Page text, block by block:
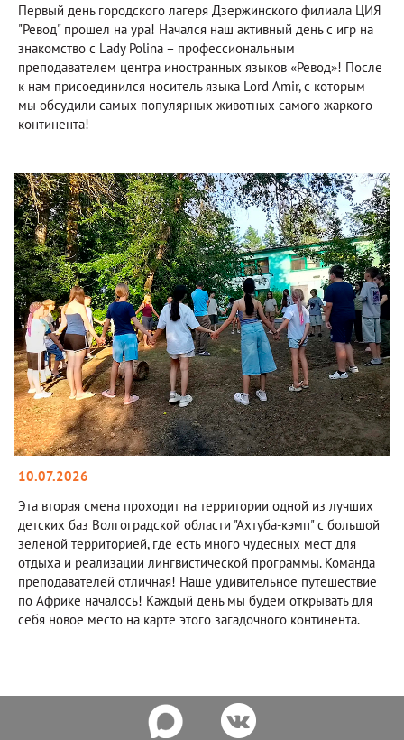
Первый день городского лагеря Дзержинского филиала ЦИЯ
"Ревод" прошел на ура! Начался наш активный день с игр на
знакомство с Lady Polina – профессиональным
преподавателем центра иностранных языков «Ревод»! После
к нам присоединился носитель языка Lord Amir, с которым
мы обсудили самых популярных животных самого жаркого
континента!
10.07.2026
Эта вторая смена проходит на территории одной из лучших
детских баз Волгоградской области "Ахтуба-кэмп" с большой
зеленой территорией, где есть много чудесных мест для
отдыха и реализации лингвистической программы. Команда
преподавателей отличная! Наше удивительное путешествие
по Африке началось! Каждый день мы будем открывать для
себя новое место на карте этого загадочного континента.